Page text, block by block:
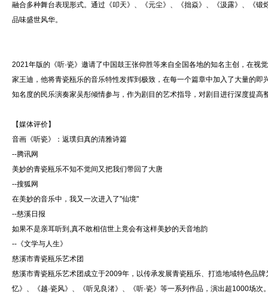
融合多种舞台表现形式。通过《叩天》、《元尘》、《拙焱》、《汲露》、《
品味盛世风华。
2021年版的《听·瓷》邀请了中国鼓王张仰胜等来自全国各地的知名主创，在
家王迪，他将青瓷瓯乐的音乐特性发挥到极致，在每一个篇章中加入了大量的
知名度的民乐演奏家吴彤倾情参与，作为剧目的艺术指导，对剧目进行深度提高
【媒体评价】
音画《听瓷》：返璞归真的清雅诗篇
--腾讯网
美妙的青瓷瓯乐不知不觉间又把我们带回了大唐
--搜狐网
在美妙的音乐中，我又一次进入了"仙境"
--慈溪日报
如果不是亲耳听到,真不敢相信世上竟会有这样美妙的天音地韵
--《文学与人生》
慈溪市青瓷瓯乐艺术团
慈溪市青瓷瓯乐艺术团成立于2009年，以传承发展青瓷瓯乐、打造地域特色品
忆》、《越·瓷风》、《听见良渚》、《听·瓷》等一系列作品，演出超1000场